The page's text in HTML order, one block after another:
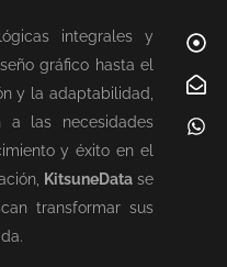
integrales y
gráfico hasta el
y la adaptabilidad,
a las necesidades
y éxito en el
KitsuneDatase
transformar sus